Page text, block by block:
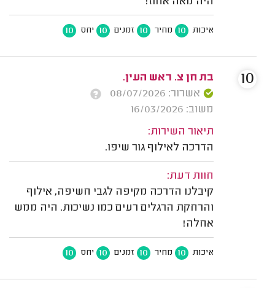
איכות 10 מחיר 10 זמנים 10 יחס 10
בת חן צ. ראש העין.
אשרור: 08/07/2026
משוב: 16/03/2026
תיאור השירות:
הדרכה לאילוף גור שיפו.
חוות דעת:
קיבלנו הדרכה מקיפה לגבי חשיפה, אילוף
והרחקת הרגלים רעים כמו נשיכות. היה ממש
אחלה!
איכות 10 מחיר 10 זמנים 10 יחס 10
10